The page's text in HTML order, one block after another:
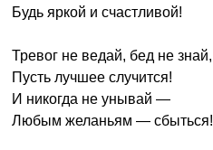
Будь яркой и счастливой!
Тревог не ведай, бед не знай,
Пусть лучшее случится!
И никогда не унывай —
Любым желаньям — сбыться!